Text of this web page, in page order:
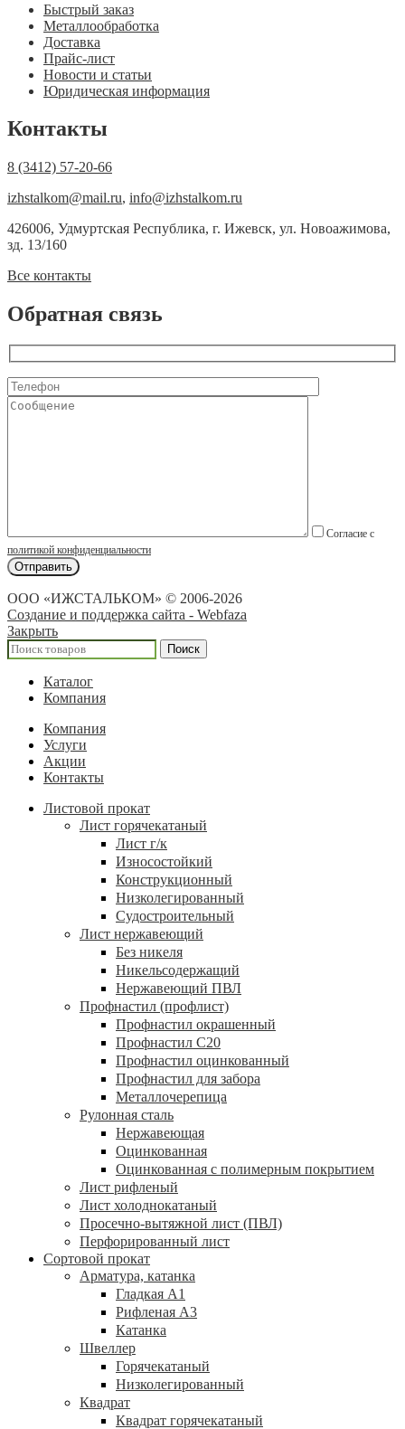
Быстрый заказ
Металлообработка
Доставка
Прайс-лист
Новости и статьи
Юридическая информация
Контакты
8 (3412) 57-20-66
izhstalkom@mail.ru, info@izhstalkom.ru
426006, Удмуртская Республика, г. Ижевск, ул. Новоажимова,
зд. 13/160
Все контакты
Обратная связь
Согласие с
политикой конфиденциальности
ООО «ИЖСТАЛЬКОМ» © 2006-2026
Создание и поддержка сайта - Webfaza
Закрыть
Поиск
Каталог
Компания
Компания
Услуги
Акции
Контакты
Листовой прокат
Лист горячекатаный
Лист г/к
Износостойкий
Конструкционный
Низколегированный
Судостроительный
Лист нержавеющий
Без никеля
Никельсодержащий
Нержавеющий ПВЛ
Профнастил (профлист)
Профнастил окрашенный
Профнастил С20
Профнастил оцинкованный
Профнастил для забора
Металлочерепица
Рулонная сталь
Нержавеющая
Оцинкованная
Оцинкованная с полимерным покрытием
Лист рифленый
Лист холоднокатаный
Просечно-вытяжной лист (ПВЛ)
Перфорированный лист
Сортовой прокат
Арматура, катанка
Гладкая А1
Рифленая А3
Катанка
Швеллер
Горячекатаный
Низколегированный
Квадрат
Квадрат горячекатаный